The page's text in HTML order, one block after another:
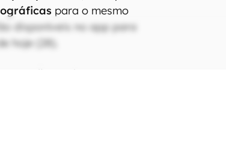
para o mesmo
disponíveis no app para
hoje (28).
diante de um contexto